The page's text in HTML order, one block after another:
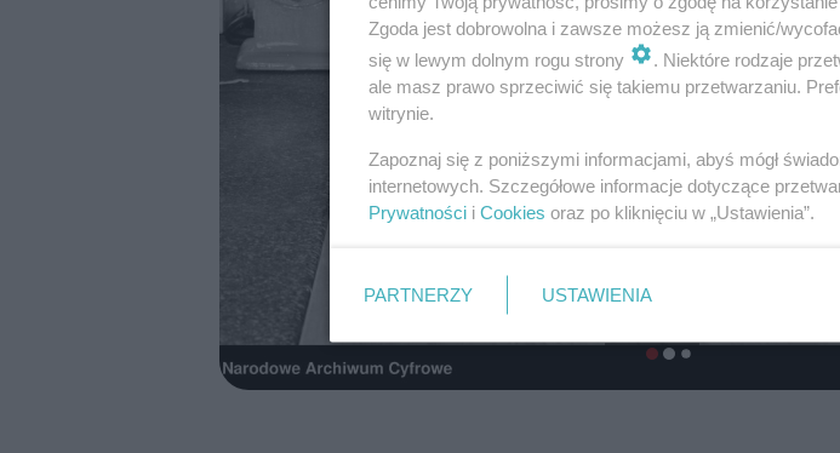
Zgoda jest dobrowolna i zawsze możesz ją zmienić/
się w lewym dolnym rogu strony
. Niektóre rodzaje
ale masz prawo sprzeciwić się takiemu przetwarzaniu.
witrynie.
Zapoznaj się z poniższymi informacjami, abyś mógł
internetowych. Szczegółowe informacje dotyczące
Prywatności i Cookies oraz po kliknięciu w „Ustawienia”.
PARTNERZY USTAWIENIA